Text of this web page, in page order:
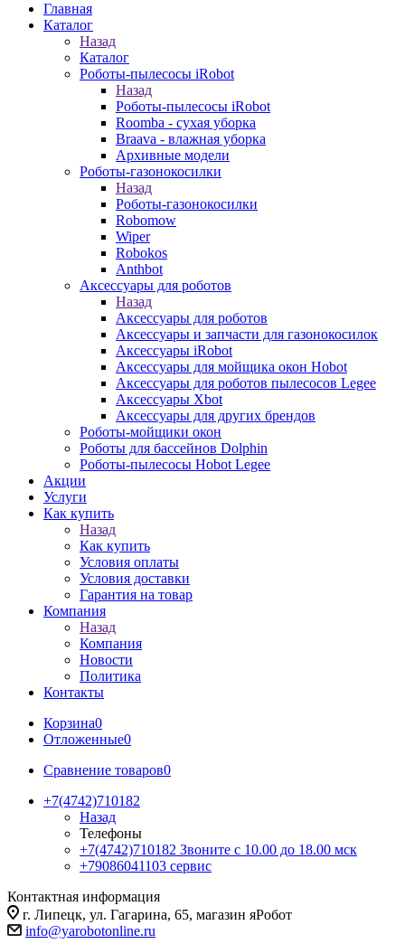
Главная
Каталог
Назад
Каталог
Роботы-пылесосы iRobot
Назад
Роботы-пылесосы iRobot
Roomba - сухая уборка
Braava - влажная уборка
Архивные модели
Роботы-газонокосилки
Назад
Роботы-газонокосилки
Robomow
Wiper
Robokos
Anthbot
Аксессуары для роботов
Назад
Аксессуары для роботов
Аксессуары и запчасти для газонокосилок
Аксессуары iRobot
Аксессуары для мойщика окон Hobot
Аксессуары для роботов пылесосов Legee
Аксессуары Xbot
Аксессуары для других брендов
Роботы-мойщики окон
Роботы для бассейнов Dolphin
Роботы-пылесосы Hobot Legee
Акции
Услуги
Как купить
Назад
Как купить
Условия оплаты
Условия доставки
Гарантия на товар
Компания
Назад
Компания
Новости
Политика
Контакты
Корзина0
Отложенные0
Сравнение товаров0
+7(4742)710182
Назад
Телефоны
+7(4742)710182 Звоните с 10.00 до 18.00 мск
+79086041103 сервис
Контактная информация
г. Липецк, ул. Гагарина, 65, магазин яРобот
info@yarobotonline.ru